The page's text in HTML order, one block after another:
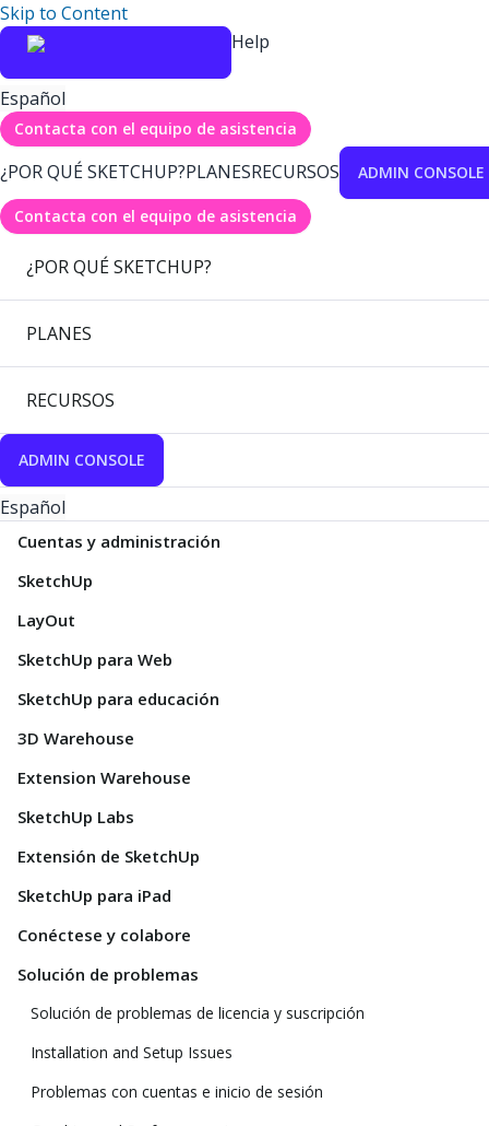
Skip to Content
Help
Español
Contacta con el equipo de asistencia
¿POR QUÉ SKETCHUP?PLANESRECURSOS ADMIN CONSOLE
Contacta con el equipo de asistencia
¿POR QUÉ SKETCHUP?
PLANES
RECURSOS
ADMIN CONSOLE
Español
Cuentas y administración
SketchUp
LayOut
SketchUp para Web
SketchUp para educación
3D Warehouse
Extension Warehouse
SketchUp Labs
Extensión de SketchUp
SketchUp para iPad
Conéctese y colabore
Solución de problemas
Solución de problemas de licencia y suscripción
Installation and Setup Issues
Problemas con cuentas e inicio de sesión